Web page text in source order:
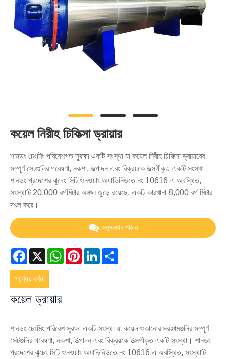
কয়েল নিরীহ চিকিত্সা ড্রায়ার
শানডং চেংমিং পরিবেশগত সুরক্ষা একটি সংস্থা যা কয়েল নিরীহ চিকিত্সা ড্রায়ারের
সম্পূর্ণ সেটগুলির গবেষণা, নকশা, উত্পাদন এবং বিক্রয়কে উত্সর্গীকৃত একটি সংস্থা।
শানডং প্রদেশের ঝুচেং সিটি শুনওয়াং অ্যাভিনিউতে নং 10616 এ অবস্থিত,
সংস্থাটি 20,000 বর্গমিটার অঞ্চল জুড়ে রয়েছে, একটি কারখানা 8,000 বর্গ মিটার
দখল করে।
অনুসন্ধান পাঠান
Facebook
X WhatsApp
PinterestLinkedIn
পণ্যের বর্ণনা
কয়েল ড্রায়ার
শানডং চেংমিং পরিবেশ সুরক্ষা একটি সংস্থা যা কয়েল শুকানোর সরঞ্জামগুলির সম্পূর্ণ
সেটগুলির গবেষণা, নকশা, উত্পাদন এবং বিক্রয়কে উত্সর্গীকৃত একটি সংস্থা। শানডং
প্রদেশের ঝুচেং সিটি শুনওয়াং অ্যাভিনিউতে নং 10616 এ অবস্থিত, সংস্থাটি